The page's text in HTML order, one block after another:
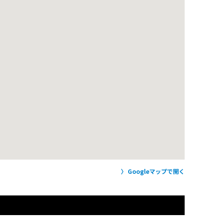
Googleマップで開く